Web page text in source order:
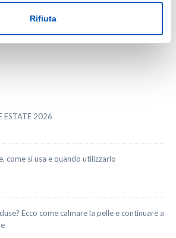
Rifiuta
ESTATE 2026
come si usa e quando utilizzarlo
Ecco come calmare la pelle e continuare a